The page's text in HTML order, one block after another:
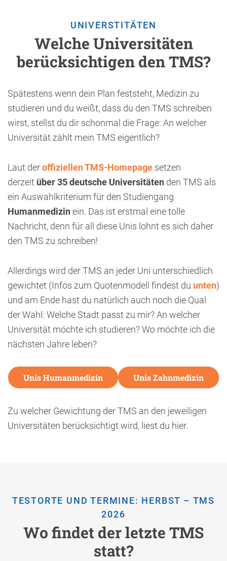
UNIVERSTITÄTEN
Welche Universitäten
berücksichtigen den TMS?
Spätestens wenn dein Plan feststeht, Medizin zu
studieren und du weißt, dass du den TMS schreiben
wirst, stellst du dir schonmal die Frage: An welcher
Universität zählt mein TMS eigentlich?
Laut deroffiziellen TMS-Homepage setzen
derzeit über 35 deutsche Universitäten den TMS als
ein Auswahlkriterium für den Studiengang
Humanmedizinein. Das ist erstmal eine tolle
Nachricht, denn für all diese Unis lohnt es sich daher
den TMS zu schreiben!
Allerdings wird der TMS an jeder Uni unterschiedlich
gewichtet (Infos zum Quotenmodell findest du unten)
und am Ende hast du natürlich auch noch die Qual
der Wahl: Welche Stadt passt zu mir? An welcher
Universität möchte ich studieren? Wo möchte ich die
nächsten Jahre leben?
Unis Humanmedizin Unis Zahnmedizin
Zu welcher Gewichtung der TMS an den jeweiligen
Universitäten berücksichtigt wird, liest du hier.
TESTORTE UND TERMINE: HERBST – TMS
2026
Wo findet der letzte TMS
statt?